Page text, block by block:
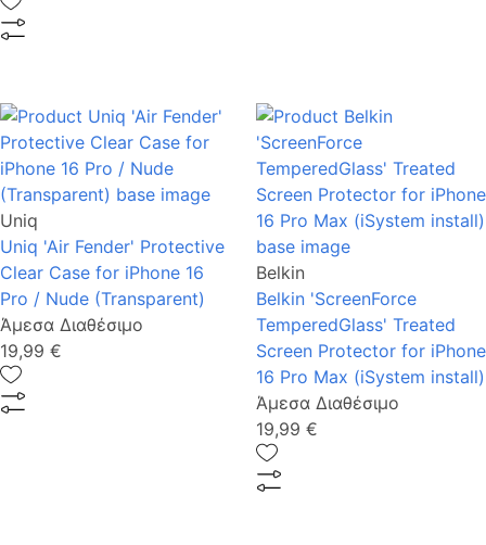
Uniq
Uniq 'Air Fender' Protective
Clear Case for iPhone 16
Pro / Nude (Transparent)
Άμεσα Διαθέσιμο
19,99 €
Belkin
Belkin 'ScreenForce
TemperedGlass' Treated
Screen Protector for iPhone
16 Pro Max (iSystem install)
Άμεσα Διαθέσιμο
19,99 €